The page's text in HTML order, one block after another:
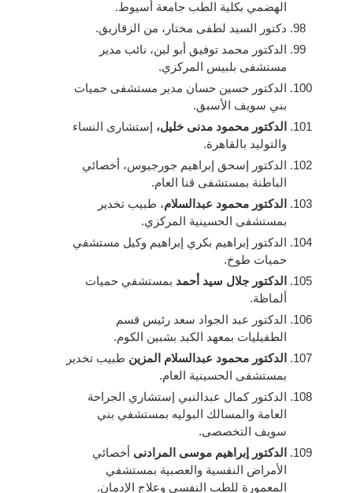
الهضمي بكلية الطب جامعة أسيوط.
دكتور السيد لطفى مختار، من الزقازيق.
الدكتور محمد توفيق أبو لبن، نائب مدير
مستشفى بلبيس المركزي.
الدكتور حسين حسان مدير مستشفى حميات
بني سويف الأسبق.
الدكتور محمود مدنى خليل، إستشارى النساء
والتوليد بالقاهرة.
الدكتور إسحق إبراهيم جورجيوس، أخصائي
الباطنة بمستشفى قنا العام.
الدكتور محمود عبدالسلام، طبيب تخدير
بمستشفى الحسينية المركزي.
الدكتور إبراهيم بكري إبراهيم وكيل مستشفي
حميات طوخ.
الدكتور جلال سيد أحمد بمستشفي حميات
ألماظة.
الدكتور عبد الجواد سعد رئيس قسم
الطفيليات بمعهد الكبد بشبين الكوم.
الدكتور محمود عبدالسلام المزين طبيب تخدير
بمستشفى الحسينية العام.
الدكتور كمال عبدالنبي إستشاري الجراحة
العامة والمسالك البوليه بمستشفي بني
سويف التخصصى.
الدكتور إبراهيم موسى المرادنى أخصائي
الأمراض النفسية والعصبية بمستشفي
المعمورة للطب النفسي وعلاج الإدمان.